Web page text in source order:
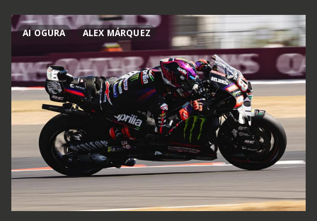
AI OGURA ALEX MÁRQUEZ